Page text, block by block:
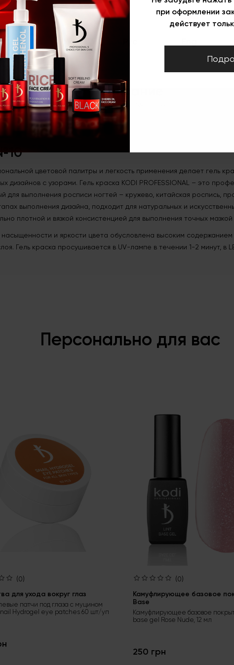
Укр
Плотность Плотные
Особенность Без кисти
для ногтей
Описание
Гель краска №10, 4 мл
цветовой палитры и легкость применения делает гель
дизайнов с узорами. Гель краска KODI PROFESSIONAL – это
для выполнения росписи ногтей – кружево, китайская роспись,
выполнения дизайна, подходит для натуральных и
плотной и вязкой консистенцией для выполнения точных
насыщенности и яркости цвета обусловлена высоким
Гель краска просушивается в UV-лампе в течении 1-2 минут, в
Персонально для вас
(0)
для ухода вокруг глаз
патчи под глаза с муцином
Hydrogel eye patches 60 шт/уп
(0)
Камуфлирующее базовое
Base
Камуфлирующее базовое
base gel Rose Nude, 12 мл
250 грн
при оформлении
действует